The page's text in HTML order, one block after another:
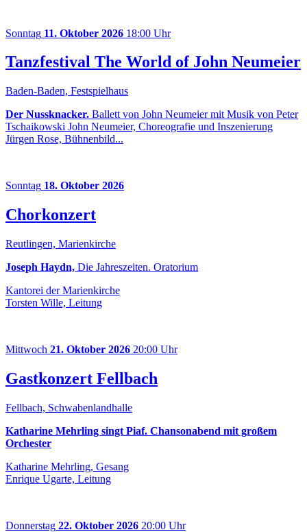
Sonntag 11. Oktober 2026 18:00 Uhr
Tanzfestival The World of John Neumeier
Baden-Baden, Festspielhaus
Der Nussknacker. Ballett von John Neumeier mit Musik von Peter
Tschaikowski John Neumeier, Choreografie und Inszenierung
Jürgen Rose, Bühnenbild...
Sonntag 18. Oktober 2026
Chorkonzert
Reutlingen, Marienkirche
Joseph Haydn, Die Jahreszeiten. Oratorium
Kantorei der Marienkirche
Torsten Wille, Leitung
Mittwoch 21. Oktober 2026 20:00 Uhr
Gastkonzert Fellbach
Fellbach, Schwabenlandhalle
Katharine Mehrling singt Piaf. Chansonabend mit großem
Orchester
Katharine Mehrling, Gesang
Enrique Ugarte, Leitung
Donnerstag 22. Oktober 2026 20:00 Uhr